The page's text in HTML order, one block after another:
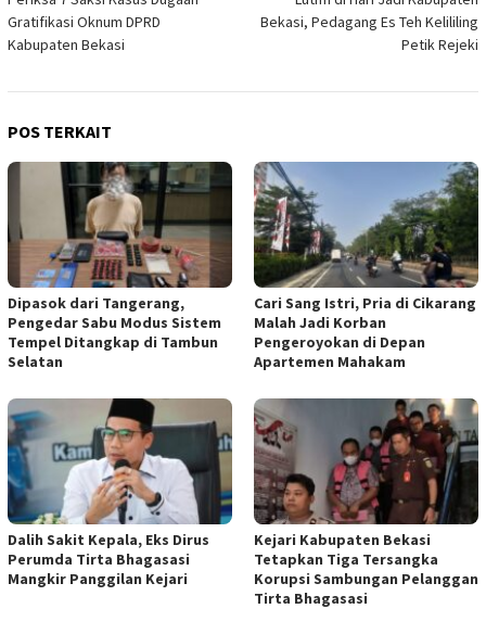
Gratifikasi Oknum DPRD
Kabupaten Bekasi
Bekasi, Pedagang Es Teh Kelililing
Petik Rejeki
POS TERKAIT
Dipasok dari Tangerang,
Pengedar Sabu Modus Sistem
Tempel Ditangkap di Tambun
Selatan
Cari Sang Istri, Pria di Cikarang
Malah Jadi Korban
Pengeroyokan di Depan
Apartemen Mahakam
Dalih Sakit Kepala, Eks Dirus
Perumda Tirta Bhagasasi
Mangkir Panggilan Kejari
Kejari Kabupaten Bekasi
Tetapkan Tiga Tersangka
Korupsi Sambungan Pelanggan
Tirta Bhagasasi